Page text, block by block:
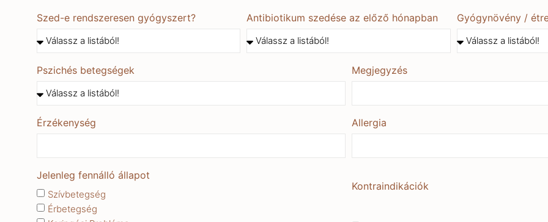
Szed-e rendszeresen gyógyszert? Antibiotikum szedése az előző hónapban Gyógynövény /
Pszichés betegségek Megjegyzés
Érzékenység Allergia
Jelenleg fennálló állapot
Szívbetegség
Érbetegség
Kontraindikációk